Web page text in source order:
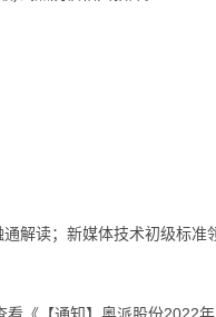
解读；新媒体技术初级标